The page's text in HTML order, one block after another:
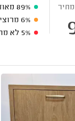
מחיר
89%
6%
5% לא